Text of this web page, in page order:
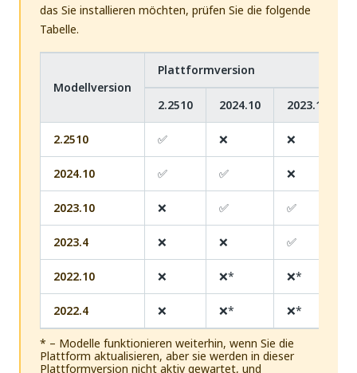
das Sie installieren möchten, prüfen Sie die folgende
Tabelle.
Modellversion
Plattformversion
2.2510 2024.10 2023.10
2.2510 ✅ ❌ ❌
2024.10 ✅ ✅ ❌
2023.10 ❌ ✅ ✅
2023.4 ❌ ❌ ✅
2022.10 ❌ ❌* ❌*
2022.4 ❌ ❌* ❌*
* – Modelle funktionieren weiterhin, wenn Sie die
Plattform aktualisieren, aber sie werden in dieser
Plattformversion nicht aktiv gewartet, und